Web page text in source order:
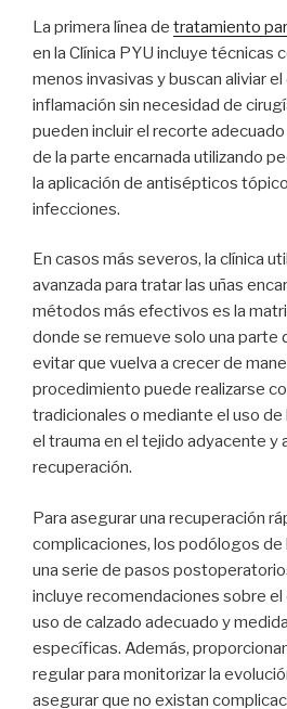
La primera línea de tratamiento
en la Clínica PYU incluye técnicas
menos invasivas y buscan aliviar
inflamación sin necesidad de
pueden incluir el recorte adecuado
de la parte encarnada utilizando
la aplicación de antisépticos
infecciones.
En casos más severos, la clínica
avanzada para tratar las uñas
métodos más efectivos es la
donde se remueve solo una parte
evitar que vuelva a crecer de
procedimiento puede realizarse
tradicionales o mediante el uso de
el trauma en el tejido adyacente y
recuperación.
Para asegurar una recuperación
complicaciones, los podólogos de
una serie de pasos
incluye recomendaciones sobre el
uso de calzado adecuado y
específicas. Además,
regular para monitorizar la
asegurar que no existan